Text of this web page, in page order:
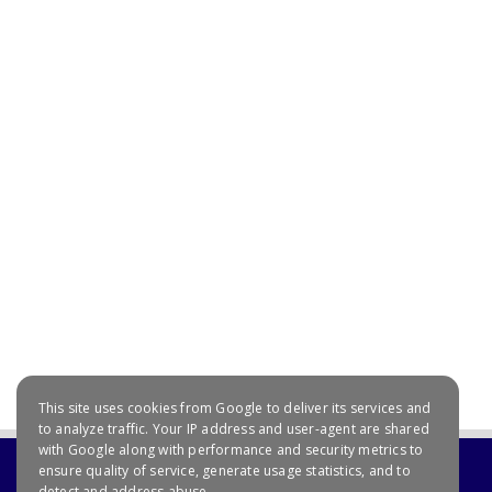
This site uses cookies from Google to deliver its services and
to analyze traffic. Your IP address and user-agent are shared
with Google along with performance and security metrics to
ensure quality of service, generate usage statistics, and to